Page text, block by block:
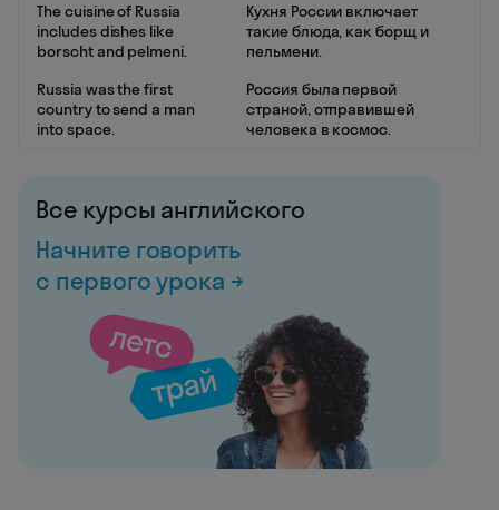
The cuisine of Russia
includes dishes like
borscht and pelmeni.
Кухня России включает
такие блюда, как борщ и
пельмени.
Russia was the first
country to send a man
into space.
Россия была первой
страной, отправившей
человека в космос.
Все курсы английского
Начните говорить
с первого урока →